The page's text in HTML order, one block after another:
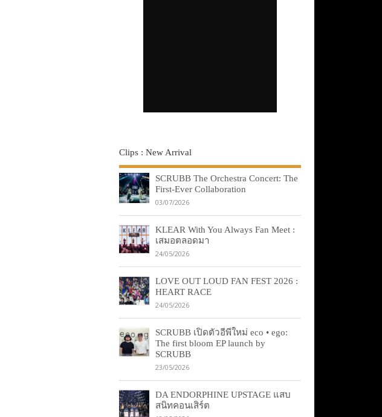
Clips : New Arrival
SCRUBB The Orchestra Concert: The
First-Ever Collaboration
03/07/2026
KLEAR With You Always Fan Meet :
เสมอตลอดมา
24/05/2026
LOVE OUT LOUD FAN FEST 2026 :
HEART RACE
24/05/2026
SCRUBB เปิดตัวอีพีใหม่ eco • ego:
The first bloom EP launch by
SCRUBB
23/05/2026
DA ENDORPHINE UPSTAGE แสบ
สนิทคอนเสิร์ต